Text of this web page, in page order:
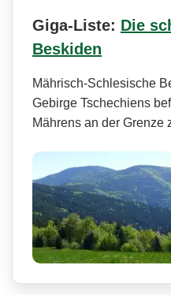
Giga-Liste: Die
Beskiden
Mährisch-Schlesische
Gebirge Tschechiens
Mährens an der Grenze